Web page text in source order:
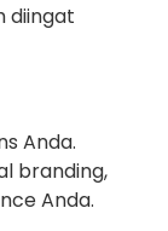
diingat
Anda.
branding,
Anda.